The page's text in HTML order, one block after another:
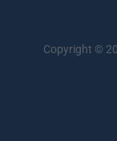
Copyright ©